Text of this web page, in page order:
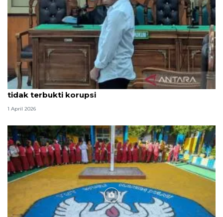
Hakim PN Medan vonis bebas Amsal Sitepu karena
tidak terbukti korupsi
1 April 2026